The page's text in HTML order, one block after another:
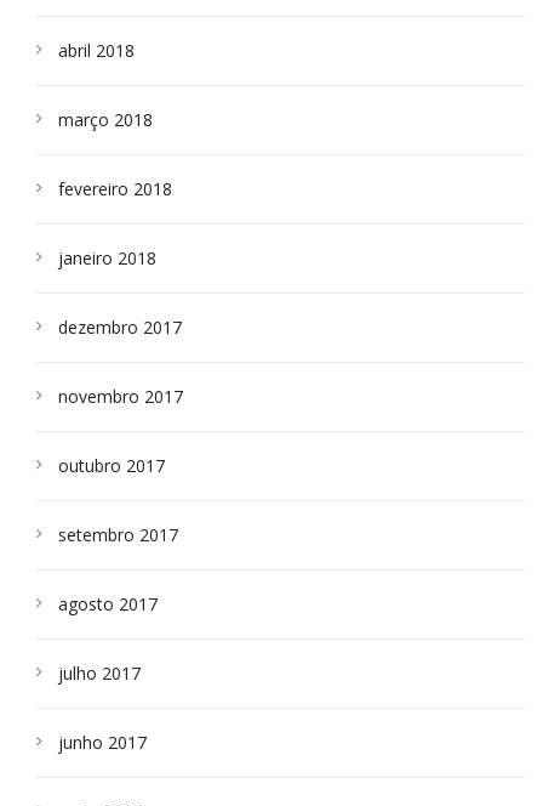
abril 2018
março 2018
fevereiro 2018
janeiro 2018
dezembro 2017
novembro 2017
outubro 2017
setembro 2017
agosto 2017
julho 2017
junho 2017